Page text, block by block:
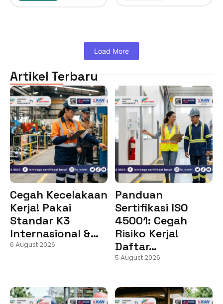
Load More
Artikel Terbaru
Cegah Kecelakaan
Kerja! Pakai
Standar K3
Internasional &…
6 August 2026
Panduan
Sertifikasi ISO
45001: Cegah
Risiko Kerja!
Daftar…
5 August 2026